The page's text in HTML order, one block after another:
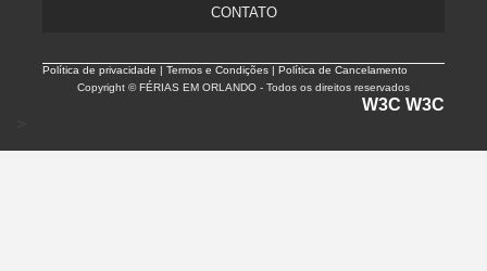
CONTATO
Política de privacidade |Termos e Condições | Política de Cancelamento
Copyright © FÉRIAS EM ORLANDO - Todos os direitos reservados
W3C W3C